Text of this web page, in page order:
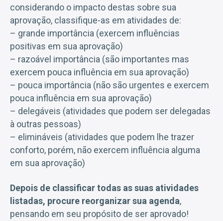
considerando o impacto destas sobre sua
aprovação, classifique-as em atividades de:
– grande importância (exercem influências
positivas em sua aprovação)
– razoável importância (são importantes mas
exercem pouca influência em sua aprovação)
– pouca importância (não são urgentes e exercem
pouca influência em sua aprovação)
– delegáveis (atividades que podem ser delegadas
à outras pessoas)
– elimináveis (atividades que podem lhe trazer
conforto, porém, não exercem influência alguma
em sua aprovação)
Depois de classificar todas as suas atividades
listadas, procure reorganizar sua agenda,
pensando em seu propósito de ser aprovado!